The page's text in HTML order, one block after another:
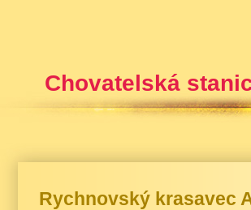
Chovatelská
Rychnovský krasavec